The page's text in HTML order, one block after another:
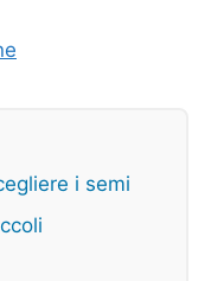
i semi